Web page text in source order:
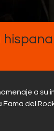
a su
del